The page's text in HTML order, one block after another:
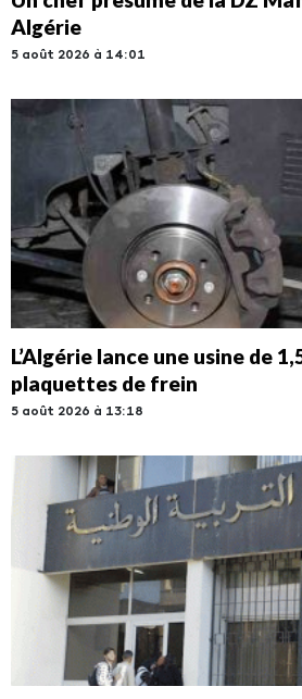
Algérie
5 août 2026 à 14:01
L’Algérie lance une usine de
plaquettes de frein
5 août 2026 à 13:18